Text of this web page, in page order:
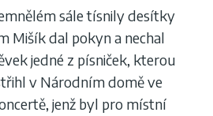
sále tísnily desítky
Mišík dal pokyn a nechal
jedné z písniček, kterou
v Národním domě ve
jenž byl pro místní